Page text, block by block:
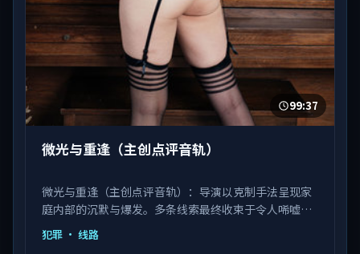
99:37
微光与重逢（主创点评音轨）
微光与重逢（主创点评音轨）：导演以克制手法呈现家
庭内部的沉默与爆发。多条线索最终收束于令人唏嘘的
结局。由徐克执导，刘德华、巩俐、宋康昊等主演，日
本出品，类型为犯罪。
犯罪 · 线路